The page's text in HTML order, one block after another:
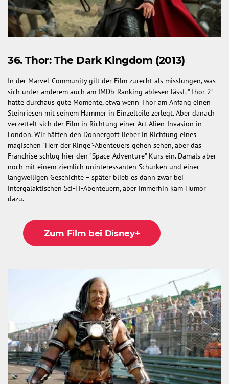
36. Thor: The Dark Kingdom (2013)
In der Marvel-Community gilt der Film zurecht als misslungen, was
sich unter anderem auch am IMDb-Ranking ablesen lässt. "Thor 2"
hatte durchaus gute Momente, etwa wenn Thor am Anfang einen
Steinriesen mit seinem Hammer in Einzelteile zerlegt. Aber danach
verzettelt sich der Film in Richtung einer Art Alien-Invasion in
London. Wir hätten den Donnergott lieber in Richtung eines
magischen "Herr der Ringe"-Abenteuers gehen sehen, aber das
Franchise schlug hier den "Space-Adventure"-Kurs ein. Damals aber
noch mit einem ziemlich uninteressanten Schurken und einer
langweiligen Geschichte – später blieb es dann zwar bei
intergalaktischen Sci-Fi-Abenteuern, aber immerhin kam Humor
dazu.
Zum Film bei Disney+